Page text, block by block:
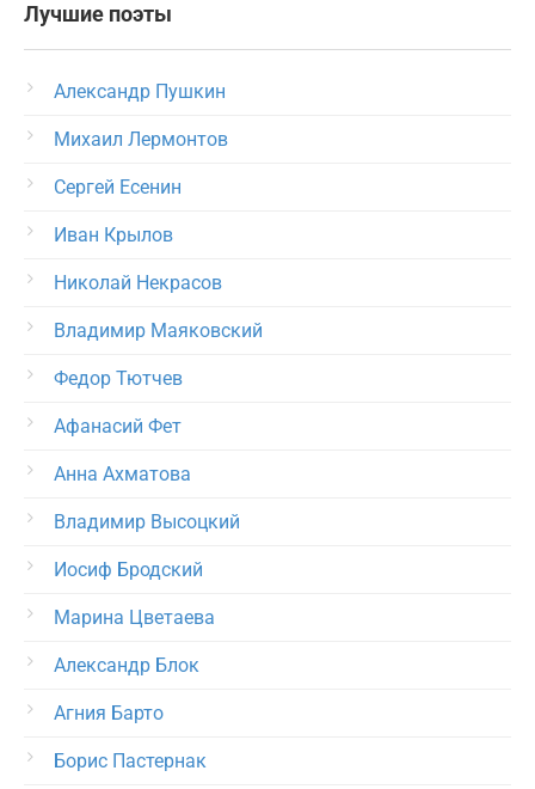
Лучшие поэты
Александр Пушкин
Михаил Лермонтов
Сергей Есенин
Иван Крылов
Николай Некрасов
Владимир Маяковский
Федор Тютчев
Афанасий Фет
Анна Ахматова
Владимир Высоцкий
Иосиф Бродский
Марина Цветаева
Александр Блок
Агния Барто
Борис Пастернак